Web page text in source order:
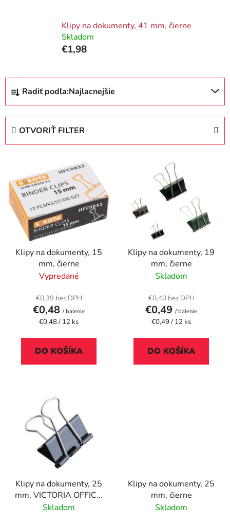
Klipy na dokumenty, 41 mm, čierne
Skladom
€1,98
R
d
p
r
o
Radiť podľa:Najlacnejšie
OTVORIŤ FILTER
p
Klipy na dokumenty, 15
mm, čierne
Vypredané
€0,39 bez DPH
€0,48 / balenie
Jednotková
€0,48 / 12 ks
DO KOŠÍKA
Klipy na dokumenty, 19
mm, čierne
Skladom
€0,40 bez DPH
€0,49 / balenie
Jednotková
€0,49 / 12 ks
DO KOŠÍKA
Klipy na dokumenty, 25
mm, VICTORIA OFFICE,
čierne
Skladom
Klipy na dokumenty, 25
mm, čierne
Skladom